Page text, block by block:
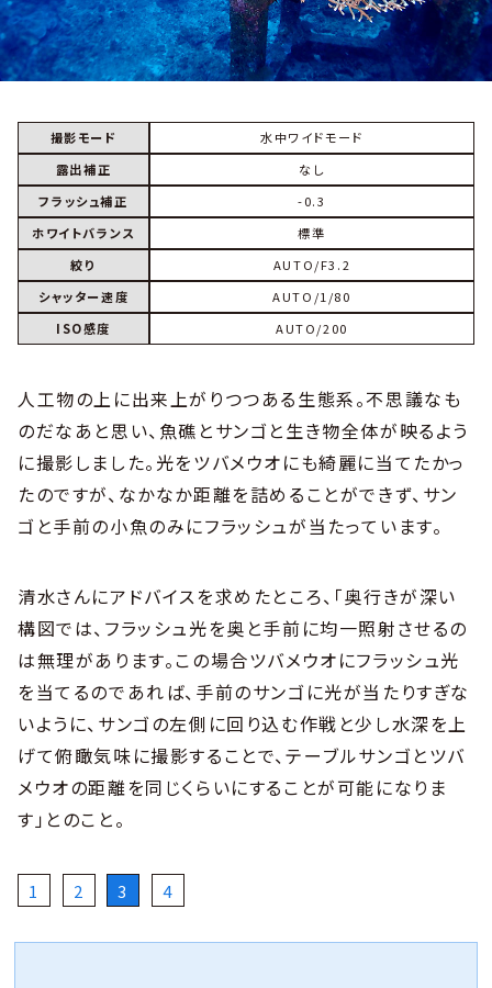
撮影モード
水中ワイドモード
露出補正
なし
フラッシュ補正
-0.3
ホワイトバランス
標準
絞り
AUTO/F3.2
シャッター速度
AUTO/1/80
ISO感度
AUTO/200
人工物の上に出来上がりつつある生態系。不思議なも
のだなあと思い、魚礁とサンゴと生き物全体が映るよう
に撮影しました。光をツバメウオにも綺麗に当てたかっ
たのですが、なかなか距離を詰めることができず、サン
ゴと手前の小魚のみにフラッシュが当たっています。
清水さんにアドバイスを求めたところ、「奥行きが深い
構図では、フラッシュ光を奥と手前に均一照射させるの
は無理があります。この場合ツバメウオにフラッシュ光
を当てるのであれば、手前のサンゴに光が当たりすぎな
いように、サンゴの左側に回り込む作戦と少し水深を上
げて俯瞰気味に撮影することで、テーブルサンゴとツバ
メウオの距離を同じくらいにすることが可能になりま
す」とのこと。
1 2 3 4